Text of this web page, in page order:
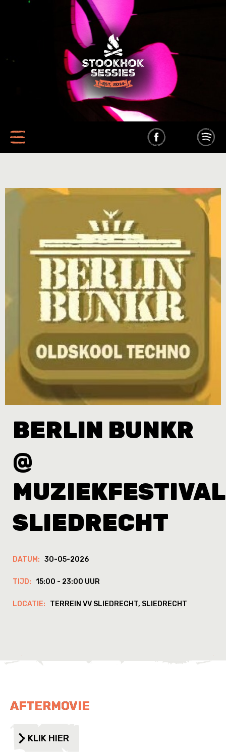
BERLIN BUNKR
@
MUZIEKFESTIVAL
SLIEDRECHT
DATUM: 30-05-2026
TIJD: 15:00 - 23:00 UUR
LOCATIE: TERREIN VV SLIEDRECHT, SLIEDRECHT
AFTERMOVIE
KLIK HIER